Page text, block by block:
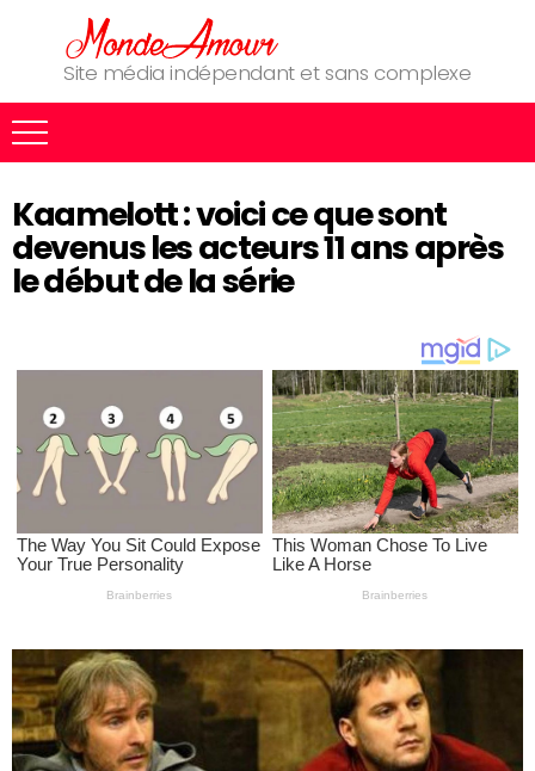
Site média indépendant et sans complexe
Kaamelott : voici ce que sont
devenus les acteurs 11 ans après
le début de la série